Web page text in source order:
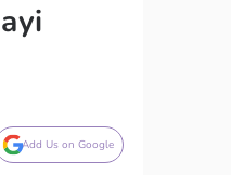
Add Us on Google